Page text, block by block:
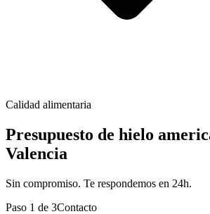
Calidad alimentaria
Presupuesto de hielo
Valencia
Sin compromiso. Te respondemos en 24h.
Paso 1 de 3Contacto